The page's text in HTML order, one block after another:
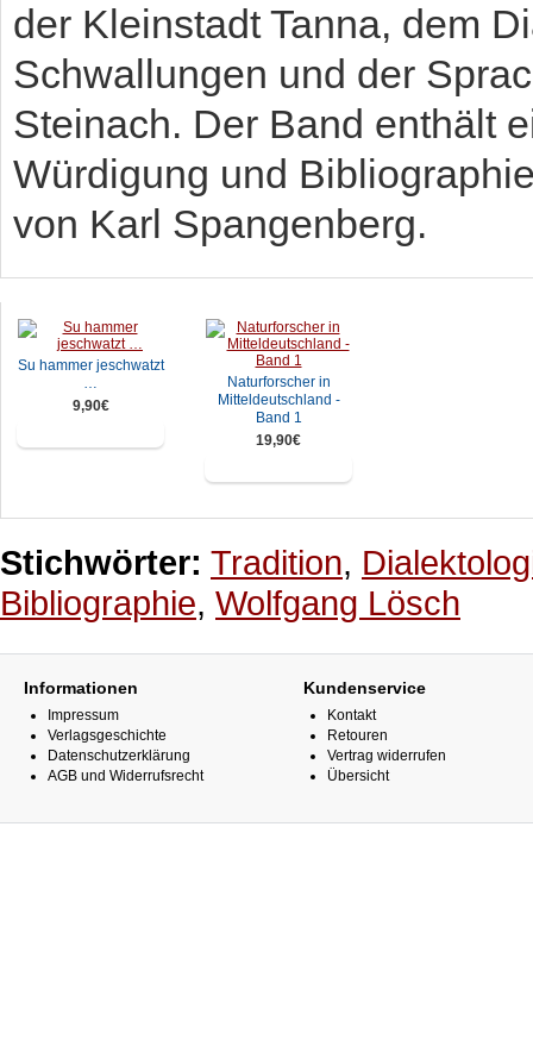
der Kleinstadt Tanna, dem
Schwallungen und der
Steinach. Der Band enthält
Würdigung und
von Karl Spangenberg.
Su hammer jeschwatzt
…
9,90€
Naturforscher in
Mitteldeutschland -
Band 1
19,90€
Stichwörter: Tradition,
Bibliographie, Wolfgang Lösch
Informationen
Impressum
Verlagsgeschichte
Datenschutzerklärung
AGB und Widerrufsrecht
Kundenservice
Kontakt
Retouren
Vertrag widerrufen
Übersicht